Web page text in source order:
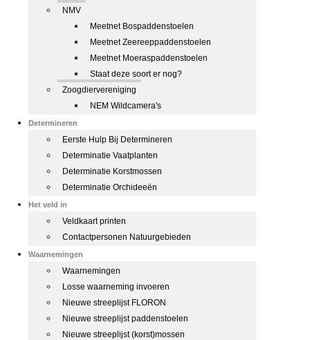
NMV
Meetnet Bospaddenstoelen
Meetnet Zeereeppaddenstoelen
Meetnet Moeraspaddenstoelen
Staat deze soort er nog?
Zoogdiervereniging
NEM Wildcamera's
Determineren
Eerste Hulp Bij Determineren
Determinatie Vaatplanten
Determinatie Korstmossen
Determinatie Orchideeën
Het veld in
Veldkaart printen
Contactpersonen Natuurgebieden
Waarnemingen
Waarnemingen
Losse waarneming invoeren
Nieuwe streeplijst FLORON
Nieuwe streeplijst paddenstoelen
Nieuwe streeplijst (korst)mossen